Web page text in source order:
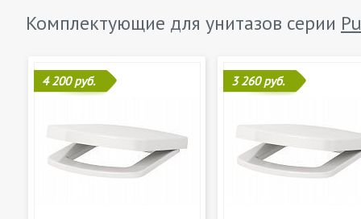
Комплектующие для унитазов серии
4 200 руб. 3 260 руб.